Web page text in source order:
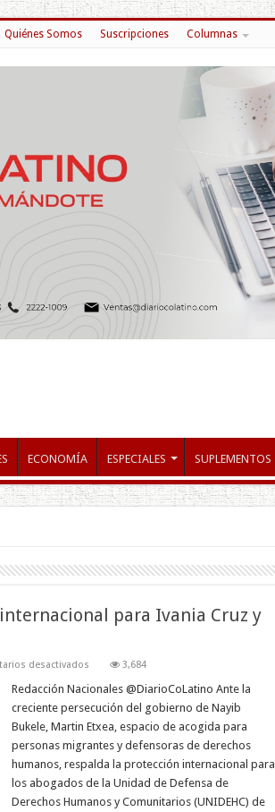
Quiénes Somos Suscripciones Columnas
ECONOMÍA ESPECIALES SUPLEMENTOS
para Ivania Cruz y
desactivadosen
Extea
protección
internacional
para
Ivania
y
Rudy
3,684
Redacción Nacionales @DiarioCoLatino Ante la
creciente persecución del gobierno de Nayib
Bukele, Martin Etxea, espacio de acogida para
personas migrantes y defensoras de derechos
humanos, respalda la protección internacional para
los abogados de la Unidad de Defensa de
Derechos Humanos y Comunitarios (UNIDEHC) de